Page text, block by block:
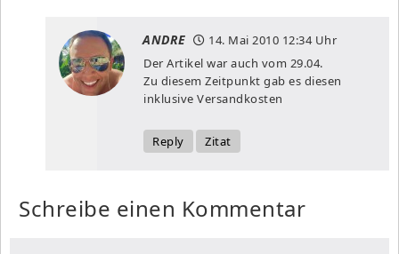
ANDRE 14. Mai 2010 12:34 Uhr
Der Artikel war auch vom 29.04.
Zu diesem Zeitpunkt gab es diesen
inklusive Versandkosten
Reply Zitat
Schreibe einen Kommentar